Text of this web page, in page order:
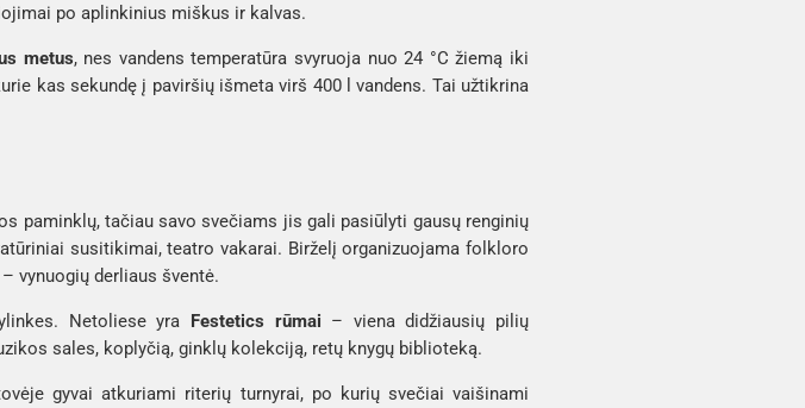
po aplinkinius miškus ir kalvas.
metus, nes vandens temperatūra svyruoja nuo 24 °C žiemą iki
kas sekundę į paviršių išmeta virš 400 l vandens. Tai užtikrina
paminklų, tačiau savo svečiams jis gali pasiūlyti gausų renginių
susitikimai, teatro vakarai. Birželį organizuojama folkloro
vynuogių derliaus šventė.
Netoliese yra Festetics rūmai – viena didžiausių pilių
sales, koplyčią, ginklų kolekciją, retų knygų biblioteką.
gyvai atkuriami riterių turnyrai, po kurių svečiai vaišinami